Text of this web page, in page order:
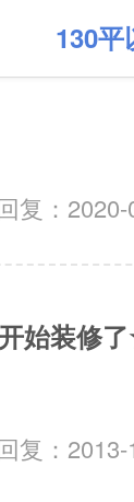
130平
复：
始装修
复：2013-